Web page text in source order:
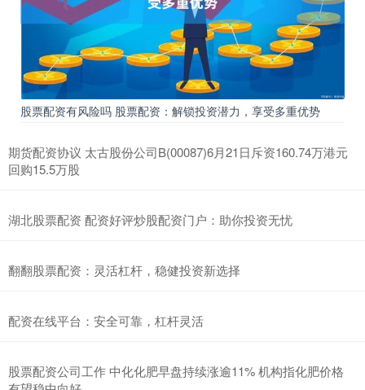
股票配资有风险吗 股票配资：解锁投资潜力，享受多重优势
期货配资协议 太古股份公司B(00087)6月21日斥资160.74万港元
回购15.5万股
湖北股票配资 配资好评炒股配资门户：助你投资无忧
翻翻股票配资：灵活杠杆，稳健投资新选择
配资在线平台：安全可靠，杠杆灵活
股票配资公司工作 中化化肥早盘持续涨逾11% 机构指化肥价格